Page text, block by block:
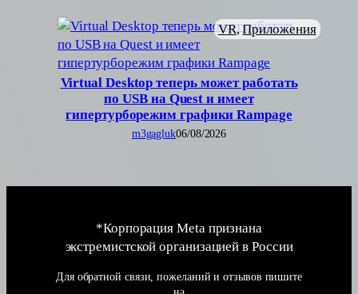
Virtual Desktop теперь может работать
по USB на Quest и имеет
гипертурборежим графики Rampage
VR, Приложения
m3gagluk06/08/2026
*Корпорация Meta признана
экстремистской организацией в России
Для обратной связи, пожеланий и отзывов пишите